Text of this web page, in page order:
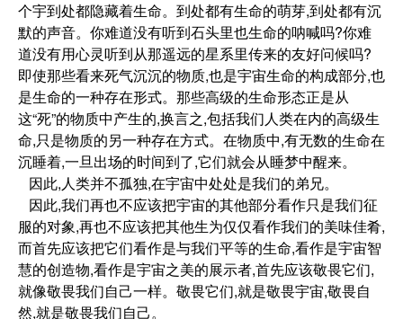
个宇到处都隐藏着生命。到处都有生命的萌芽,到处都有沉
默的声音。你难道没有听到石头里也生命的呐喊吗?你难
道没有用心灵听到从那遥远的星系里传来的友好问候吗?
即使那些看来死气沉沉的物质,也是宇宙生命的构成部分,也
是生命的一种存在形式。那些高级的生命形态正是从
这“死”的物质中产生的,换言之,包括我们人类在内的高级生
命,只是物质的另一种存在方式。在物质中,有无数的生命在
沉睡着,一旦出场的时间到了,它们就会从睡梦中醒来。
因此,人类并不孤独,在宇宙中处处是我们的弟兄。
因此,我们再也不应该把宇宙的其他部分看作只是我们征
服的对象,再也不应该把其他生为仅仅看作我们的美味佳肴,
而首先应该把它们看作是与我们平等的生命,看作是宇宙智
慧的创造物,看作是宇宙之美的展示者,首先应该敬畏它们,
就像敬畏我们自己一样。敬畏它们,就是敬畏宇宙,敬畏自
然,就是敬畏我们自己。